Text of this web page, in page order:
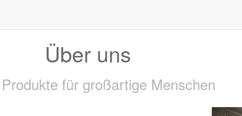
Über uns
für großartige Menschen